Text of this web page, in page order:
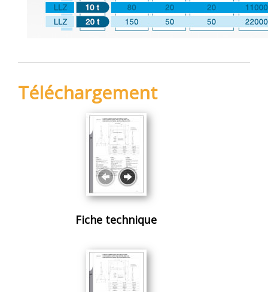
Téléchargement
Fiche technique